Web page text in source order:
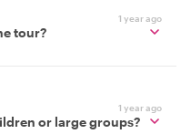
1 year ago
tour?
1 year ago
or large groups?